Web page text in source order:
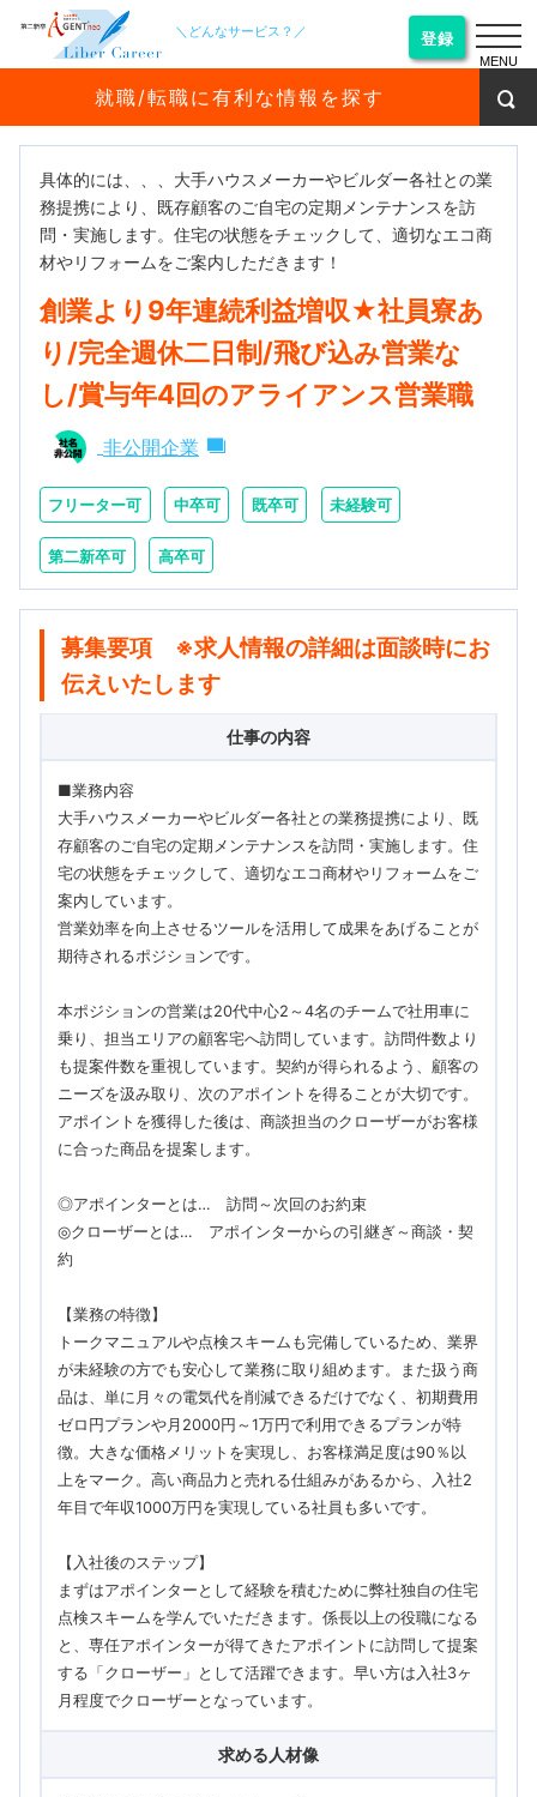
＼どんなサービス？／ 登録
就職/転職に有利な情報を探す
具体的には、、、大手ハウスメーカーやビルダー各社との業
務提携により、既存顧客のご自宅の定期メンテナンスを訪
問・実施します。住宅の状態をチェックして、適切なエコ商
材やリフォームをご案内しただきます！
創業より9年連続利益増収★社員寮あ
り/完全週休二日制/飛び込み営業な
し/賞与年4回のアライアンス営業職
非公開企業
フリーター可 中卒可 既卒可 未経験可
第二新卒可 高卒可
募集要項 ※求人情報の詳細は面談時にお
伝えいたします
仕事の内容
■業務内容
大手ハウスメーカーやビルダー各社との業務提携により、既
存顧客のご自宅の定期メンテナンスを訪問・実施します。住
宅の状態をチェックして、適切なエコ商材やリフォームをご
案内しています。
営業効率を向上させるツールを活用して成果をあげることが
期待されるポジションです。
本ポジションの営業は20代中心2～4名のチームで社用車に
乗り、担当エリアの顧客宅へ訪問しています。訪問件数より
も提案件数を重視しています。契約が得られるよう、顧客の
ニーズを汲み取り、次のアポイントを得ることが大切です。
アポイントを獲得した後は、商談担当のクローザーがお客様
に合った商品を提案します。
◎アポインターとは… 訪問～次回のお約束
◎クローザーとは… アポインターからの引継ぎ～商談・契
約
【業務の特徴】
トークマニュアルや点検スキームも完備しているため、業界
が未経験の方でも安心して業務に取り組めます。また扱う商
品は、単に月々の電気代を削減できるだけでなく、初期費用
ゼロ円プランや月2000円～1万円で利用できるプランが特
徴。大きな価格メリットを実現し、お客様満足度は90％以
上をマーク。高い商品力と売れる仕組みがあるから、入社2
年目で年収1000万円を実現している社員も多いです。
【入社後のステップ】
まずはアポインターとして経験を積むために弊社独自の住宅
点検スキームを学んでいただきます。係長以上の役職になる
と、専任アポインターが得てきたアポイントに訪問して提案
する「クローザー」として活躍できます。早い方は入社3ヶ
月程度でクローザーとなっています。
求める人材像
MENU